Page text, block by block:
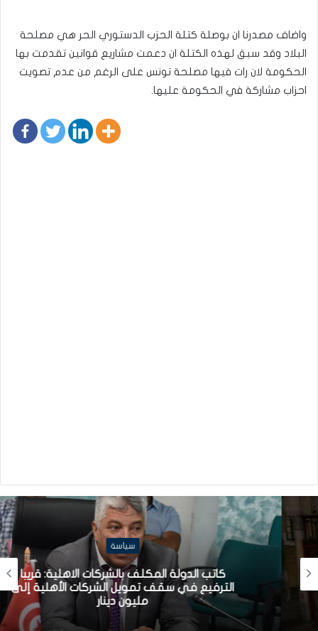
واضاف مصدرنا ان بوصلة كتلة الحزب الدستوري الحر هي مصلحة
البلاد وقد سبق لهذه الكتلة ان دعمت مشاريع قوانين تقدمت بها
الحكومة لان رات فيها مصلحة تونس على الرغم من عدم تصويت
احزاب مشاركة في الحكومة عليها.
سياسة
كاتب الدولة المكلف بالشركات الاهلية: قريبا
الترفيع في سقف تمويل الشركات الأهلية إلى
مليون دينار